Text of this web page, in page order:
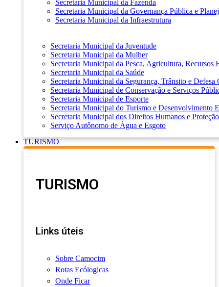
Secretaria Municipal da Fazenda
Secretaria Municipal da Governança Pública e
Secretaria Municipal da Infraestrutura
Secretaria Municipal da Juventude
Secretaria Municipal da Mulher
Secretaria Municipal da Pesca, Agricultura, Recursos
Secretaria Municipal da Saúde
Secretaria Municipal da Segurança, Trânsito e Defesa
Secretaria Municipal de Conservação e Serviços
Secretaria Municipal de Esporte
Secretaria Municipal do Turismo e Desenvolvimento
Secretaria Municipal dos Direitos Humanos e
Serviço Autônomo de Água e Esgoto
TURISMO
TURISMO
Links úteis
Sobre Camocim
Rotas Ecólogicas
Onde Ficar